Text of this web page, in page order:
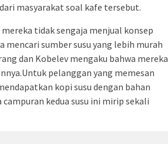
masyarakat soal kafe tersebut.
tidak sengaja menjual konsep
mencari sumber susu yang lebih murah
dan Kobelev mengaku bahwa mereka
pelanggan yang memesan
kopi susu dengan bahan
kedua susu ini mirip sekali